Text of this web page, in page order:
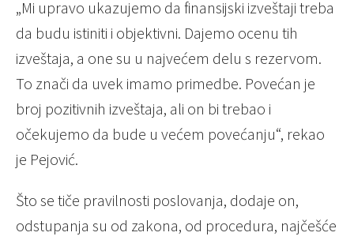
„Mi upravo ukazujemo da finansijski izveštaji treba
da budu istiniti i objektivni. Dajemo ocenu tih
izveštaja, a one su u najvećem delu s rezervom.
To znači da uvek imamo primedbe. Povećan je
broj pozitivnih izveštaja, ali on bi trebao i
očekujemo da bude u većem povećanju“, rekao
je Pejović.
Što se tiče pravilnosti poslovanja, dodaje on,
odstupanja su od zakona, od procedura, najčešće